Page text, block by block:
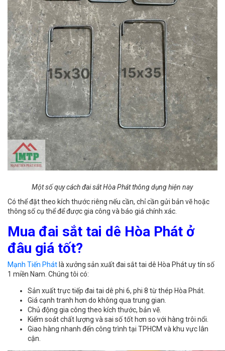
Một số quy cách đai sắt Hòa Phát thông dụng hiện nay
Có thể đặt theo kích thước riêng nếu cần, chỉ cần gửi bản vẽ hoặc
thông số cụ thể để được gia công và báo giá chính xác.
Mua đai sắt tai dê Hòa Phát ở
đâu giá tốt?
Mạnh Tiến Phát là xưởng sản xuất đai sắt tai dê Hòa Phát uy tín số
1 miền Nam. Chúng tôi có:
Sản xuất trực tiếp đai tai dê phi 6, phi 8 từ thép Hòa Phát.
Giá cạnh tranh hơn do không qua trung gian.
Chủ động gia công theo kích thước, bản vẽ.
Kiểm soát chất lượng và sai số tốt hơn so với hàng trôi nổi.
Giao hàng nhanh đến công trình tại TPHCM và khu vực lân
cận.